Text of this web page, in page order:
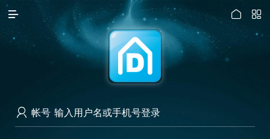
访问电脑版
 

 帐号